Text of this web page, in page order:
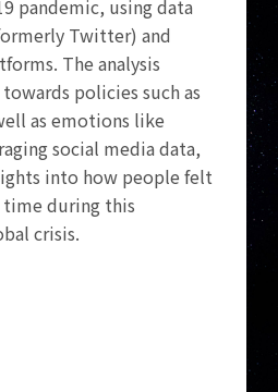
pandemic, using data
Twitter) and
The analysis
policies such as
as emotions like
social media data,
into how people felt
time during this
crisis.